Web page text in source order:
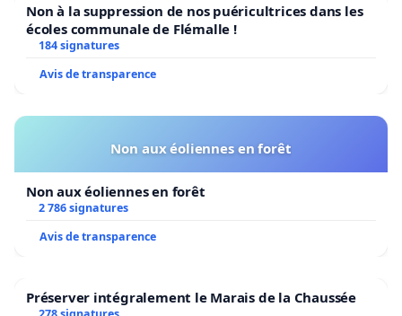
Non à la suppression de nos puéricultrices dans les
écoles communale de Flémalle !
184 signatures
Avis de transparence
Non aux éoliennes en forêt
Non aux éoliennes en forêt
2 786 signatures
Avis de transparence
Préserver intégralement le Marais de la Chaussée